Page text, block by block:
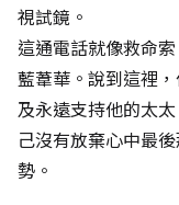
視試鏡。
這通電話就像救命
藍葦華。說到這裡
及永遠支持他的太
己沒有放棄心中最
勢。